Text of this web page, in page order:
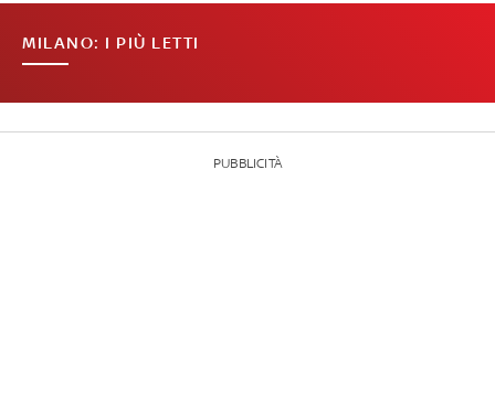
MILANO: I PIÙ LETTI
PUBBLICITÀ